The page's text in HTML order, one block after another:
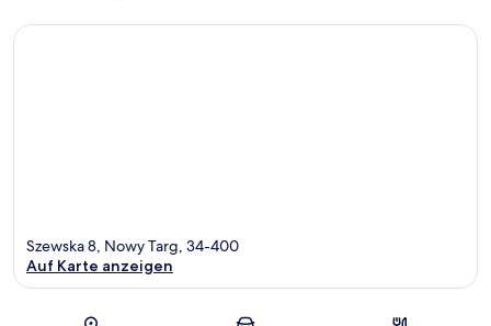
Szewska 8, Nowy Targ, 34-400
Auf Karte anzeigen